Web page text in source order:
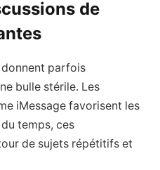
de
parfois
bulle stérile. Les
iMessage favorisent les
temps, ces
de sujets répétitifs et